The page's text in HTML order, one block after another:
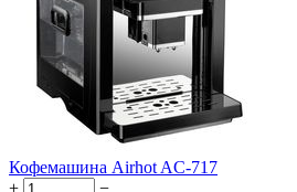
Кофемашина Airhot AC-717
+
−